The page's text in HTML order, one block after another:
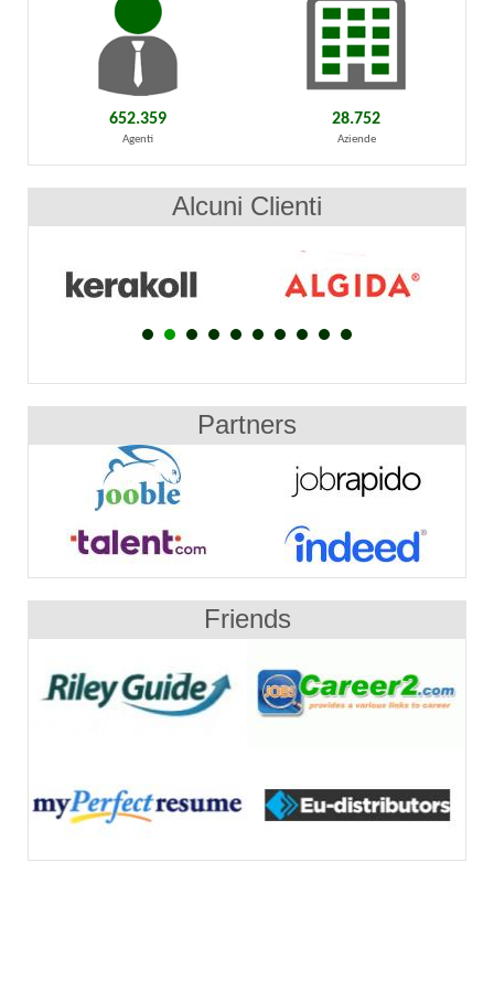
652.359
Agenti
28.752
Aziende
Alcuni Clienti
Partners
Friends